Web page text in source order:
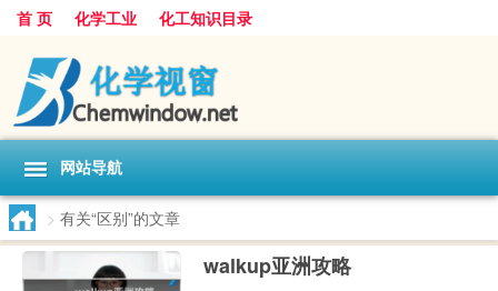
首 页 化学工业 化工知识目录
网站导航
> 有关“区别”的文章
walkup亚洲攻略